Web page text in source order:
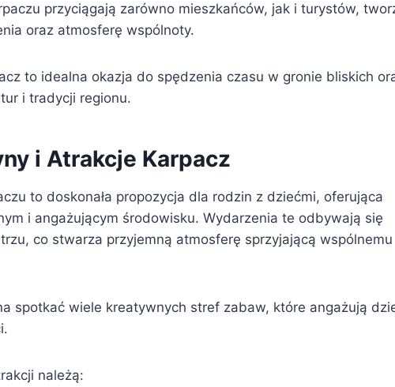
przyciągają zarówno mieszkańców, jak i turystów,
oraz atmosferę wspólnoty.
to idealna okazja do spędzenia czasu w gronie bliskich
i tradycji regionu.
i Atrakcje Karpacz
to doskonała propozycja dla rodzin z dziećmi, oferująca
i angażującym środowisku. Wydarzenia te odbywają się
co stwarza przyjemną atmosferę sprzyjającą wspólnemu
spotkać wiele kreatywnych stref zabaw, które angażują
należą: